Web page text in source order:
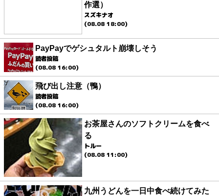
作選）
スズキナオ
(08.08 18:00)
PayPayでゲシュタルト崩壊しそう
読者投稿
(08.08 16:00)
飛び出し注意（鴨）
読者投稿
(08.08 16:00)
お茶屋さんのソフトクリームを食べ
る
トルー
(08.08 11:00)
九州うどんを一日中食べ続けてみた